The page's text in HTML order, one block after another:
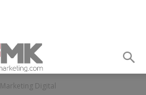
Marketing Digital